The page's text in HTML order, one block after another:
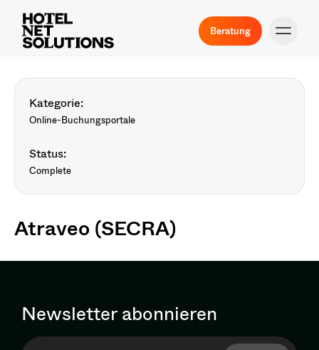
Beratung
Kategorie:
Online-Buchungsportale
Status:
Complete
Atraveo (SECRA)
Newsletter abonnieren